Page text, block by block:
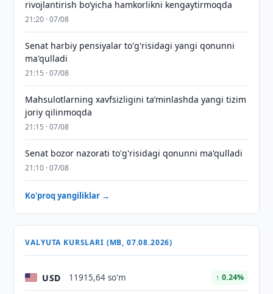
rivojlantirish boʻyicha hamkorlikni kengaytirmoqda
21:20 · 07/08
Senat harbiy pensiyalar to'g'risidagi yangi qonunni
ma'qulladi
21:15 · 07/08
Mahsulotlarning xavfsizligini taʼminlashda yangi tizim
joriy qilinmoqda
21:15 · 07/08
Senat bozor nazorati to'g'risidagi qonunni ma'qulladi
21:10 · 07/08
Ko'proq yangiliklar →
VALYUTA KURSLARI (MB, 07.08.2026)
USD 11915,64 so'm ↑ 0.24%